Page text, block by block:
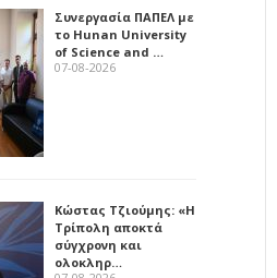
Συνεργασία ΠΑΠΕΛ με
το Hunan University
of Science and …
07-08-2026
Κώστας Τζιούμης: «Η
Τρίπολη αποκτά
σύγχρονη και
ολοκληρ…